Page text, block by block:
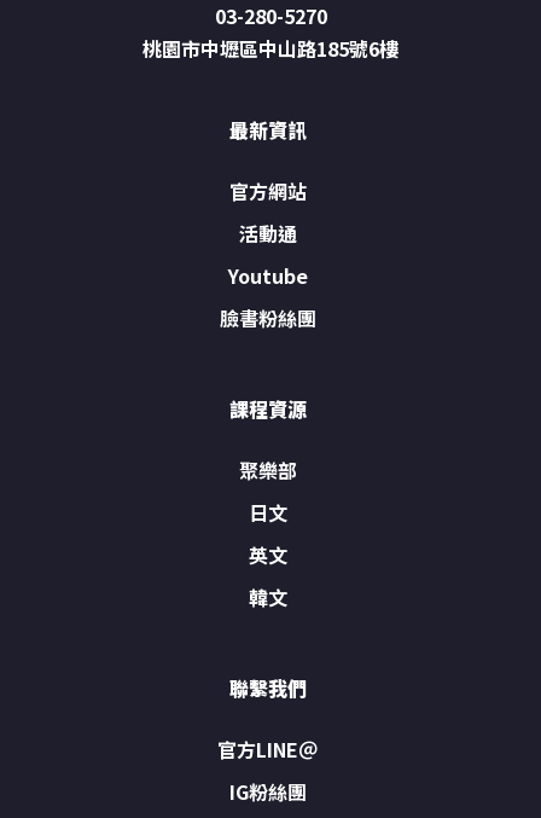
03-280-5270
桃園市中壢區中山路185號6樓
最新資訊
官方網站
活動通
Youtube
臉書粉絲團
課程資源
聚樂部
日文
英文
韓文
聯繫我們
官方LINE＠
IG粉絲團